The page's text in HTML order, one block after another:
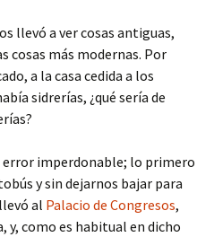
llevó a ver cosas antiguas,
cosas más modernas. Por
a la casa cedida a los
sidrerías, ¿qué sería de
error imperdonable; lo primero
y sin dejarnos bajar para
al Palacio de Congresos,
y, como es habitual en dicho